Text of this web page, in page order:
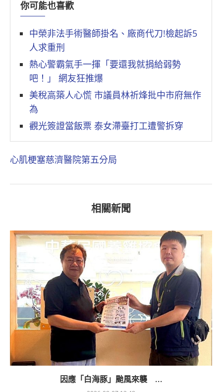
你可能也喜歡
中榮非法手術醫師掛名、廠商代刀!檢起訴5
人求重刑
熱心警霸氣手一揮「要還我就捐給弱勢
吧！」 網友狂推爆
美稅高築人心慌 市議員林祈烽批中市府無作
為
觀光簽證當飯票 泰女滯臺打工遭警拆穿
心肌梗塞慈濟醫院第五分局
相關新聞
因應「白海豚」颱風來襲 ...